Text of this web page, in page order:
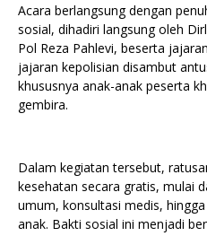
Acara berlangsung dengan
sosial, dihadiri langsung oleh
Pol Reza Pahlevi, beserta
jajaran kepolisian disambut
khususnya anak-anak peserta
gembira.
Dalam kegiatan tersebut,
kesehatan secara gratis, mulai
umum, konsultasi medis,
anak. Bakti sosial ini menjadi